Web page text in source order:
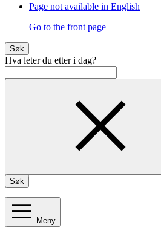
Page not available in English
Go to the front page
Søk
Hva leter du etter i dag?
Søk
Meny